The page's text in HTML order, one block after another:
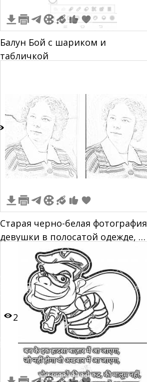
Балун Бой с шариком и
табличкой
Старая черно-белая фотография
девушки в полосатой одежде, на
первой фото значительный
разрыв в верхней левой части
2